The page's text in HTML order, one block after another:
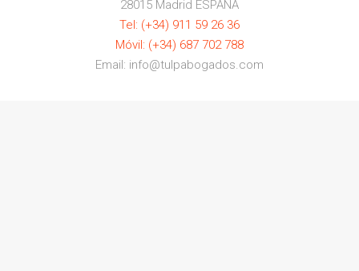
28015 Madrid ESPAÑA
Tel: (+34) 911 59 26 36
Móvil: (+34) 687 702 788
Email: info@tulpabogados.com